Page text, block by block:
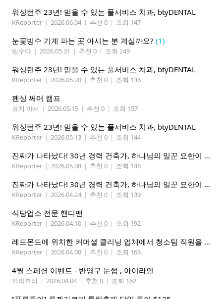
워싱턴주 23년! 믿을 수 있는 풀서비스 치과, btyDENTAL
KReporter | 2026.06.04 | 추천 0 | 조회 147
눈꽃빙수 기계 파는 곳 아시는 분 계실까요? (1)
빙수야 | 2026.05.31 | 추천 0 | 조회 249
워싱턴주 23년! 믿을 수 있는 풀서비스 치과, btyDENTAL
KReporter | 2026.05.20 | 추천 0 | 조회 136
펜싱 써머 캠프
코치 야서 | 2026.05.15 | 추천 0 | 조회 157
워싱턴주 23년! 믿을 수 있는 풀서비스 치과, btyDENTAL
KReporter | 2026.05.13 | 추천 0 | 조회 144
진짜가 나타났다! 30년 경력 건축가, 하나님의 일꾼 요한이 책임 시공합니다.
KReporter | 2026.05.08 | 추천 0 | 조회 148
진짜가 나타났다! 30년 경력 건축가, 하나님의 일꾼 요한이 책임 시공합니다.
KReporter | 2026.04.24 | 추천 0 | 조회 139
식당업소 전문 핸디맨
KReporter | 2026.04.10 | 추천 0 | 조회 192
레드몬드에 위치한 커머셜 클리닝 업체에서 청소팀 직원을 모집합니다.
KReporter | 2026.04.08 | 추천 0 | 조회 166
4월 스페셜 이벤트 - 반영구 눈썹 , 아이라인
카라뷰티 | 2026.04.04 | 추천 0 | 조회 162